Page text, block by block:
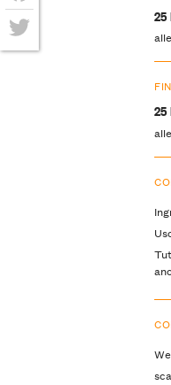
25
25
Facebook
Twitter